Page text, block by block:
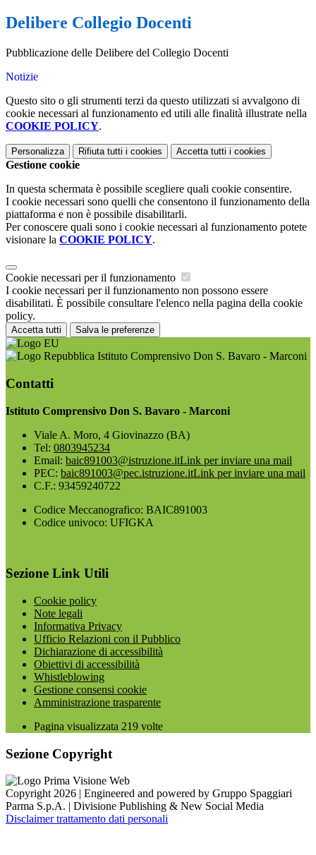
Delibere Collegio Docenti
Pubblicazione delle Delibere del Collegio Docenti
Notizie
Questo sito o gli strumenti terzi da questo utilizzati si avvalgono di
cookie necessari al funzionamento ed utili alle finalità illustrate nella
COOKIE POLICY.
Personalizza Rifiuta tutti i cookies Accetta tutti i cookies
Gestione cookie
In questa schermata è possibile scegliere quali cookie consentire.
I cookie necessari sono quelli che consentono il funzionamento della
piattaforma e non è possibile disabilitarli.
Per conoscere quali sono i cookie necessari al funzionamento potete
visionare la COOKIE POLICY.
Cookie necessari per il funzionamento
I cookie necessari per il funzionamento non possono essere
disabilitati. È possibile consultare l'elenco nella pagina della cookie
policy.
Accetta tutti Salva le preferenze
Istituto Comprensivo Don S. Bavaro - Marconi
Contatti
Istituto Comprensivo Don S. Bavaro - Marconi
Viale A. Moro, 4 Giovinazzo (BA)
Tel: 0803945234
Email: baic891003@istruzione.itLink per inviare una mail
PEC: baic891003@pec.istruzione.itLink per inviare una mail
C.F.: 93459240722
Codice Meccanografico: BAIC891003
Codice univoco: UFIGKA
Sezione Link Utili
Cookie policy
Note legali
Informativa Privacy
Ufficio Relazioni con il Pubblico
Dichiarazione di accessibilità
Obiettivi di accessibilità
Whistleblowing
Gestione consensi cookie
Amministrazione trasparente
Pagina visualizzata 219 volte
Sezione Copyright
Copyright 2026 | Engineered and powered by Gruppo Spaggiari
Parma S.p.A. | Divisione Publishing & New Social Media
Disclaimer trattamento dati personali